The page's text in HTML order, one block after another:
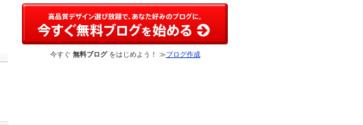
今すぐ 無料ブログをはじめよう！ ≫ブログ作成